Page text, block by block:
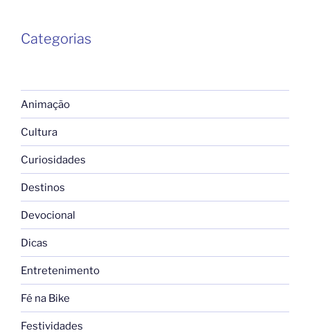
Categorias
Animação
Cultura
Curiosidades
Destinos
Devocional
Dicas
Entretenimento
Fé na Bike
Festividades